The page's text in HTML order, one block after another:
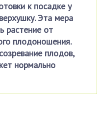
к посадке у
Эта мера
растение от
плодоношения.
плодов,
нормально